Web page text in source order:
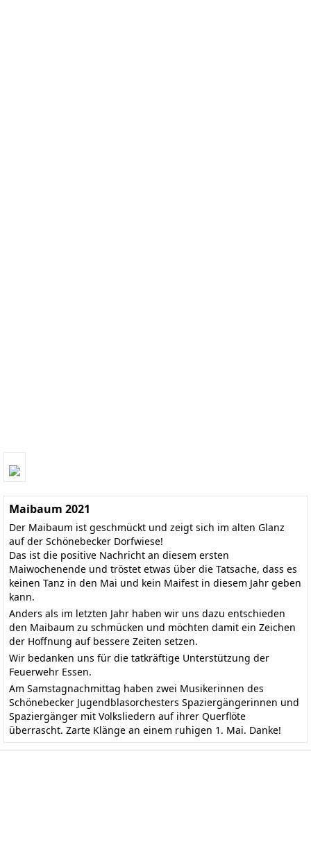
Maibaum 2021
Der Maibaum ist geschmückt und zeigt sich im alten Glanz
auf der Schönebecker Dorfwiese!
Das ist die positive Nachricht an diesem ersten
Maiwochenende und tröstet etwas über die Tatsache, dass es
keinen Tanz in den Mai und kein Maifest in diesem Jahr geben
kann.
Anders als im letzten Jahr haben wir uns dazu entschieden
den Maibaum zu schmücken und möchten damit ein Zeichen
der Hoffnung auf bessere Zeiten setzen.
Wir bedanken uns für die tatkräftige Unterstützung der
Feuerwehr Essen.
Am Samstagnachmittag haben zwei Musikerinnen des
Schönebecker Jugendblasorchesters Spaziergängerinnen und
Spaziergänger mit Volksliedern auf ihrer Querflöte
überrascht. Zarte Klänge an einem ruhigen 1. Mai. Danke!